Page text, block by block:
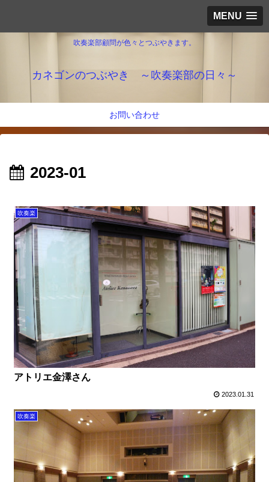
MENU
吹奏楽部顧問が色々とつぶやきます。
カネゴンのつぶやき ～吹奏楽部の日々～
お問い合わせ
2023-01
吹奏楽
アトリエ金澤さん
2023.01.31
吹奏楽